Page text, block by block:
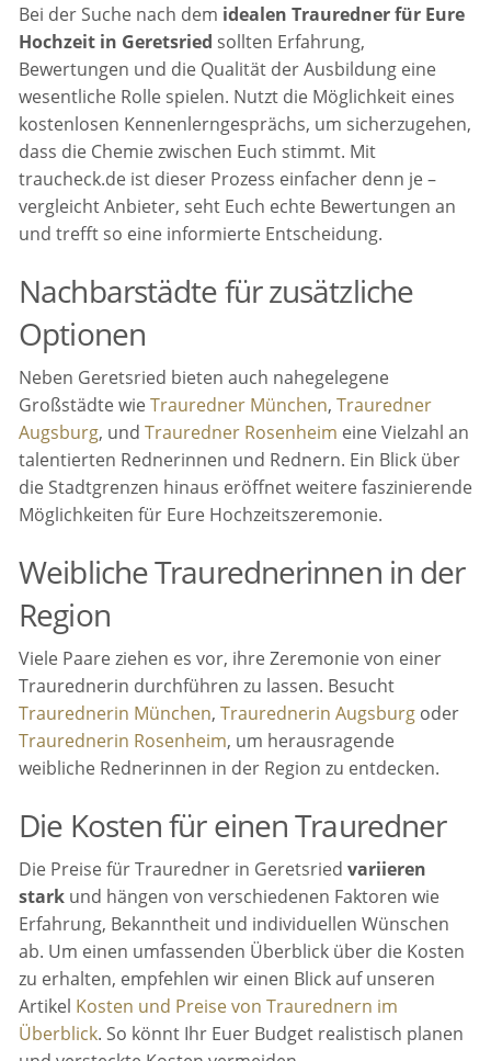
Bei der Suche nach dem idealen Trauredner für Eure
Hochzeit in Geretsried sollten Erfahrung,
Bewertungen und die Qualität der Ausbildung eine
wesentliche Rolle spielen. Nutzt die Möglichkeit eines
kostenlosen Kennenlerngesprächs, um sicherzugehen,
dass die Chemie zwischen Euch stimmt. Mit
traucheck.de ist dieser Prozess einfacher denn je –
vergleicht Anbieter, seht Euch echte Bewertungen an
und trefft so eine informierte Entscheidung.
Nachbarstädte für zusätzliche
Optionen
Neben Geretsried bieten auch nahegelegene
Großstädte wieTrauredner München,Trauredner
Augsburg, undTrauredner Rosenheim eine Vielzahl an
talentierten Rednerinnen und Rednern. Ein Blick über
die Stadtgrenzen hinaus eröffnet weitere faszinierende
Möglichkeiten für Eure Hochzeitszeremonie.
Weibliche Traurednerinnen in der
Region
Viele Paare ziehen es vor, ihre Zeremonie von einer
Traurednerin durchführen zu lassen. Besucht
Traurednerin München,Traurednerin Augsburg oder
Traurednerin Rosenheim, um herausragende
weibliche Rednerinnen in der Region zu entdecken.
Die Kosten für einen Trauredner
Die Preise für Trauredner in Geretsriedvariieren
stark und hängen von verschiedenen Faktoren wie
Erfahrung, Bekanntheit und individuellen Wünschen
ab. Um einen umfassenden Überblick über die Kosten
zu erhalten, empfehlen wir einen Blick auf unseren
Artikel Kosten und Preise von Traurednern im
Überblick. So könnt Ihr Euer Budget realistisch planen